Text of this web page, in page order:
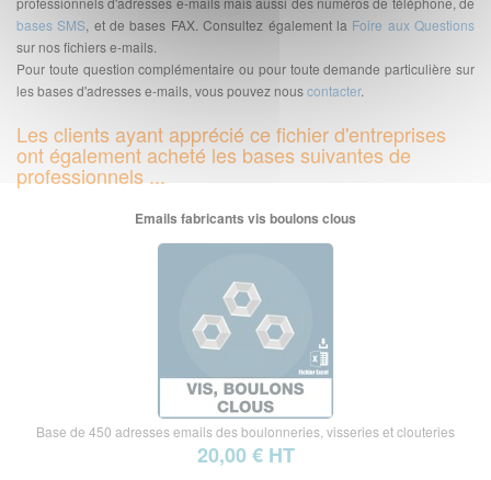
bases SMS , et de bases FAX. Consultez également la Foire aux Questions
sur nos fichiers e-mails.
Pour toute question complémentaire ou pour toute demande particulière sur
les bases d'adresses e-mails, vous pouvez nouscontacter.
Les clients ayant apprécié ce fichier d'entreprises
ont également acheté les bases suivantes de
professionnels ...
Emails fabricants vis boulons clous
Base de 450 adresses emails des boulonneries, visseries et clouteries
20,00 € HT